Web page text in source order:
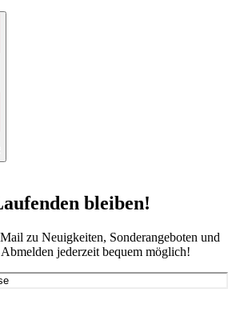
bleiben!
zu Neuigkeiten, Sonderangeboten und
jederzeit bequem möglich!